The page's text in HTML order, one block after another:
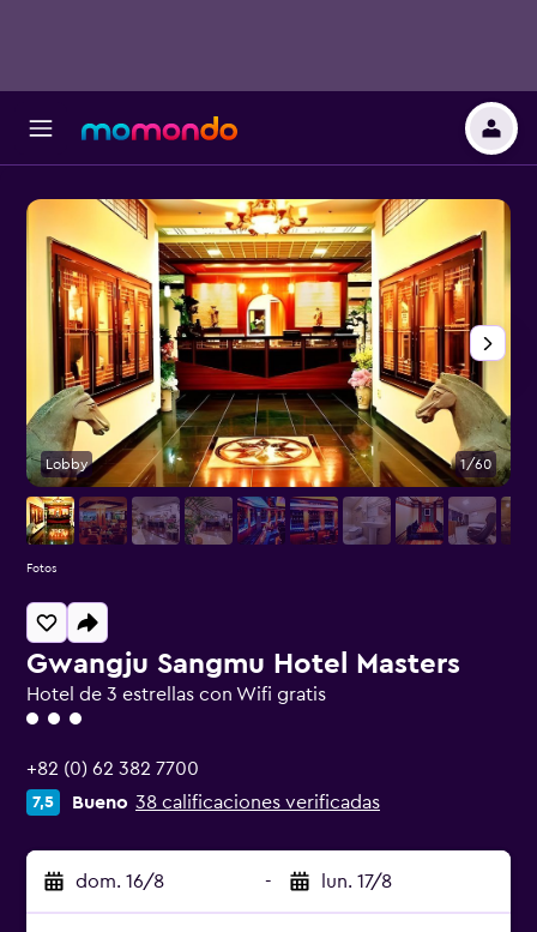
Gwangju Sangmu Hotel Masters
Hotel de 3 estrellas con Wifi gratis
Categoría 3
+82 (0) 62 382 7700
7,5 Bueno 38 calificaciones verificadas
dom. 16/8 - lun. 17/8
Lobby 1/60
Fotos